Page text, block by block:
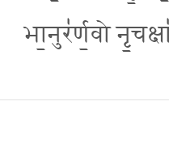
भा॒नुर॑र्ण॒वो